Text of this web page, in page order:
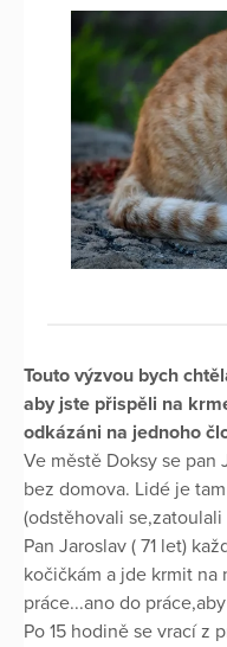
Touto výzvou bych
aby jste přispěli na
odkázáni na jednoho
Ve městě Doksy se pan
bez domova. Lidé je
(odstěhovali
Pan Jaroslav ( 71 let)
kočičkám a jde krmit
práce...ano do
Po 15 hodině se vrací z